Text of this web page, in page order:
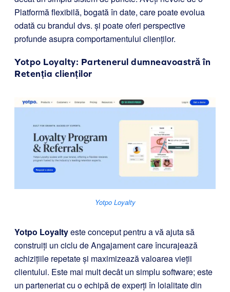
Platformă flexibilă, bogată în date, care poate evolua
odată cu brandul dvs. și poate oferi perspective
profunde asupra comportamentului clienților.
Yotpo Loyalty: Partenerul dumneavoastră în
Retenția clienților
Yotpo Loyalty
Yotpo Loyaltyeste conceput pentru a vă ajuta să
construiți un ciclu de Angajament care încurajează
achizițiile repetate și maximizează valoarea vieții
clientului. Este mai mult decât un simplu software; este
un parteneriat cu o echipă de experți în loialitate din